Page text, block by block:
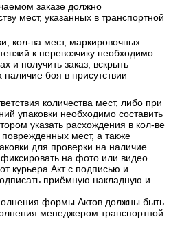
заказе должно
мест, указанных в транспортной
кол-ва мест, маркировочных
к перевозчику необходимо
и получить заказ, вскрыть
наличие боя в присутствии
количества мест, либо при
упаковки необходимо составить
указать расхождения в кол-ве
поврежденных мест, а также
для проверки на наличие
на фото или видео.
курьера Акт с подписью и
приёмную накладную и
формы Актов должны быть
менеджером транспортной